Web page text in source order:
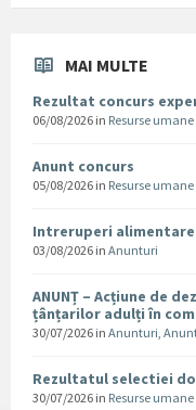
MAI MULTE
Rezultat concurs
06/08/2026 in Resurse
Anunt concurs
05/08/2026 in Resurse
Intreruperi
03/08/2026 in Anunturi
ANUNȚ – Acțiune de
țânțarilor adulți în
30/07/2026 in Anunturi,
Rezultatul selectiei
30/07/2026 in Resurse